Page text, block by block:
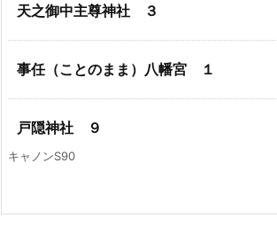
天之御中主尊神社 ３
事任（ことのまま）八幡宮 １
戸隠神社 ９
キャノンS90